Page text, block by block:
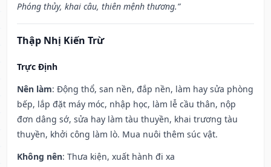
Phóng thủy, khai câu, thiên mệnh thương.”
Thập Nhị Kiến Trừ
Trực Định
Nên làm: Động thổ, san nền, đắp nền, làm hay sửa phòng
bếp, lắp đặt máy móc, nhập học, làm lễ cầu thân, nộp
đơn dâng sớ, sửa hay làm tàu thuyền, khai trương tàu
thuyền, khởi công làm lò. Mua nuôi thêm súc vật.
Không nên: Thưa kiện, xuất hành đi xa